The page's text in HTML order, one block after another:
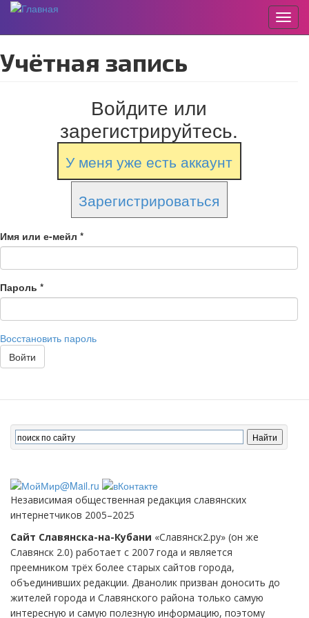
к
основному
Учётная запись
Войдите или
зарегистрируйтесь.
У меня уже есть аккаунт
Зарегистрироваться
Имя или е-мейл *
Пароль *
Восстановить пароль
Войти
Независимая общественная редакция славянских
интернетчиков 2005–2025
Сайт Славянска-на-Кубани «Славянск2.ру» (он же
Славянск 2.0) работает с 2007 года и является
преемником трёх более старых сайтов города,
объединивших редакции. Дванолик призван доносить до
жителей города и Славянского района только самую
интересную и самую полезную информацию, поэтому